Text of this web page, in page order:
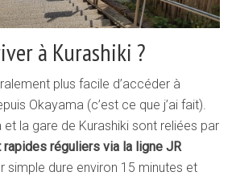
à Kurashiki ?
plus facile d’accéder à
Okayama (c’est ce que j’ai fait).
et la gare de Kurashiki sont reliées par
rapides réguliers via la ligne JR
simple dure environ 15 minutes et